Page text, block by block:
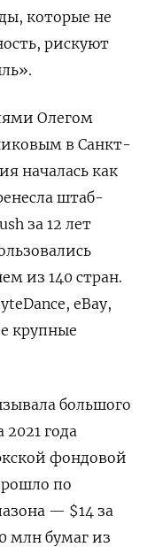
которые не
рискуют
Олегом
в Санкт-
началась как
штаб-
за 12 лет
из 140 стран.
eBay,
крупные
большого
года
фондовой
по
— $14 за
млн бумаг из